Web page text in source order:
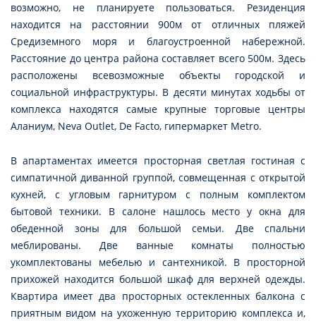
возможно, не планируете пользоваться. Резиденция
находится на расстоянии 900м от отличных пляжей
Средиземного моря и благоустроенной набережной.
Расстояние до центра района составляет всего 500м. Здесь
расположены всевозможные объекты городской и
социальной инфраструктуры. В десяти минутах ходьбы от
комплекса находятся самые крупные торговые центры
Аланиум, Neva Outlet, De Facto, гипермаркет Metro.
В апартаментах имеется просторная светлая гостиная с
симпатичной диванной группой, совмещенная с открытой
кухней, с угловым гарнитуром с полным комплектом
бытовой техники. В салоне нашлось место у окна для
обеденной зоны для большой семьи. Две спальни
меблированы. Две ванные комнаты полностью
укомплектованы мебелью и сантехникой. В просторной
прихожей находится большой шкаф для верхней одежды.
Квартира имеет два просторных остекленных балкона с
приятным видом на ухоженную территорию комплекса и,